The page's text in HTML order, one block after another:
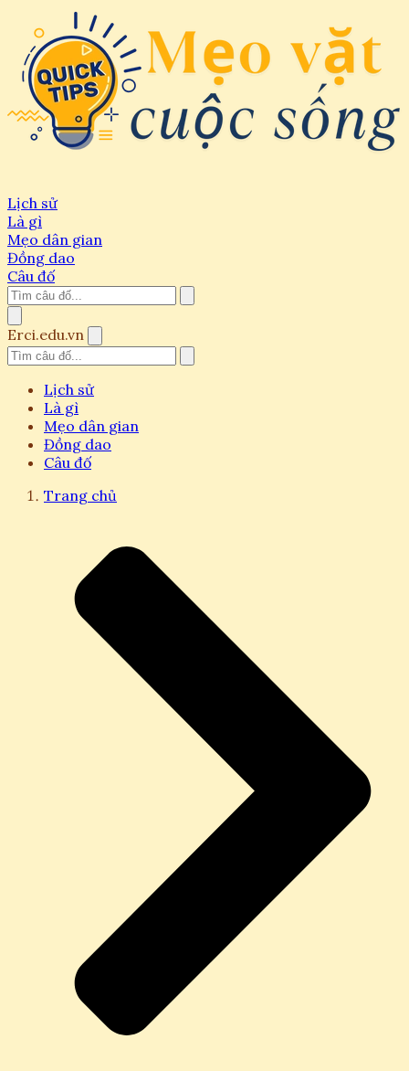
Lịch sử
Là gì
Mẹo dân gian
Đồng dao
Câu đố
Erci.edu.vn
Lịch sử
Là gì
Mẹo dân gian
Đồng dao
Câu đố
Trang chủ